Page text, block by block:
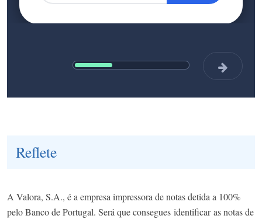
Reflete
A Valora, S.A., é a empresa impressora de notas detida a 100%
pelo Banco de Portugal. Será que consegues identificar as notas de